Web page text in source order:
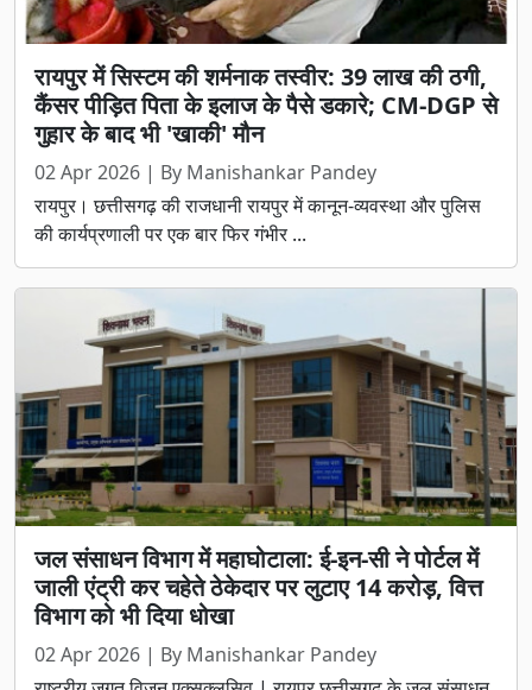
रायपुर में सिस्टम की शर्मनाक तस्वीर: 39 लाख की ठगी,
कैंसर पीड़ित पिता के इलाज के पैसे डकारे; CM-DGP से
गुहार के बाद भी 'खाकी' मौन
02 Apr 2026 | By Manishankar Pandey
रायपुर। छत्तीसगढ़ की राजधानी रायपुर में कानून-व्यवस्था और पुलिस
की कार्यप्रणाली पर एक बार फिर गंभीर ...
जल संसाधन विभाग में महाघोटाला: ई-इन-सी ने पोर्टल में
जाली एंट्री कर चहेते ठेकेदार पर लुटाए 14 करोड़, वित्त
विभाग को भी दिया धोखा
02 Apr 2026 | By Manishankar Pandey